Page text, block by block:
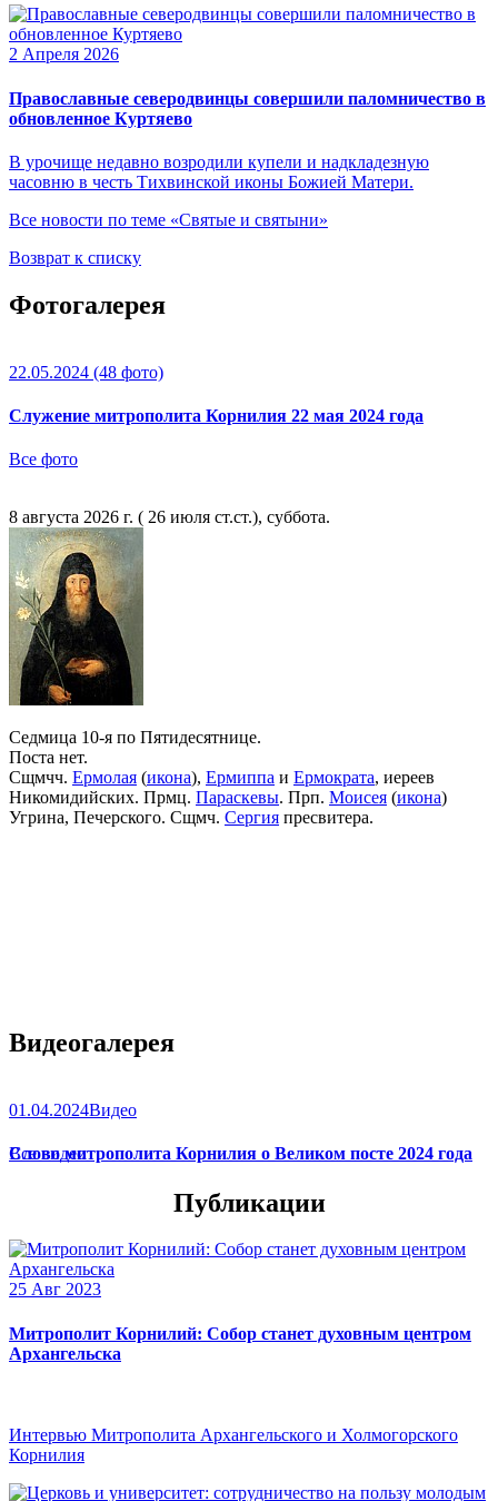
2 Апреля 2026
Православные северодвинцы совершили паломничество в
обновленное Куртяево
В урочище недавно возродили купели и надкладезную
часовню в честь Тихвинской иконы Божией Матери.
Все новости по теме «Святые и святыни»
Возврат к списку
Фотогалерея
22.05.2024 (48 фото)
Служение митрополита Корнилия 22 мая 2024 года
Все фото
8 августа 2026 г. ( 26 июля ст.ст.), суббота.
Седмица 10-я по Пятидесятнице.
Поста нет.
Сщмчч. Ермолая (икона), Ермиппа и Ермократа, иереев
Никомидийских. Прмц. Параскевы. Прп. Моисея (икона)
Угрина, Печерского. Сщмч. Сергия пресвитера.
Видеогалерея
01.04.2024Видео
Слово митрополита Корнилия о Великом посте 2024 года
Все видео
Публикации
25 Авг 2023
Митрополит Корнилий: Собор станет духовным центром
Архангельска
Интервью Митрополита Архангельского и Холмогорского
Корнилия